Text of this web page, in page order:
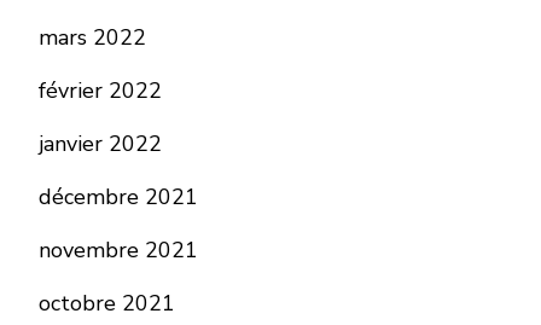
mars 2022
février 2022
janvier 2022
décembre 2021
novembre 2021
octobre 2021